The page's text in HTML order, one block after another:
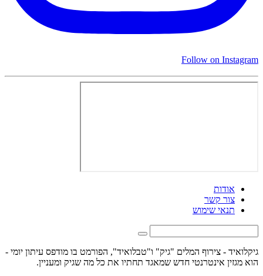
Follow on Instagram
אודות
צור קשר
תנאי שימוש
גיקלואיד - צירוף המלים "גיק" ו"טבלואיד", הפורמט בו מודפס עיתון יומי -
הוא מגזין אינטרנטי חדש שמאגד תחתיו את כל מה שגיק ומעניין.